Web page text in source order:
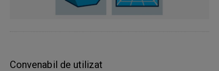
Convenabil de utilizat